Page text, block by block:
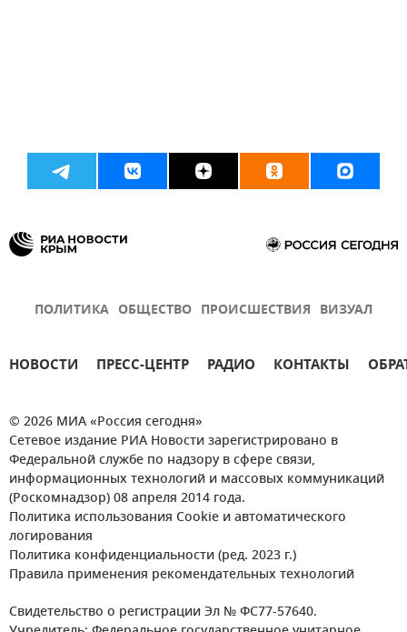
ПОЛИТИКА ОБЩЕСТВО ПРОИСШЕСТВИЯ ВИЗУАЛ
НОВОСТИ ПРЕСС-ЦЕНТР РАДИО КОНТАКТЫ
© 2026 МИА «Россия сегодня»
Сетевое издание РИА Новости зарегистрировано в
Федеральной службе по надзору в сфере связи,
информационных технологий и массовых коммуникаций
(Роскомнадзор) 08 апреля 2014 года.
Политика использования Cookie и автоматического
логирования
Политика конфиденциальности (ред. 2023 г.)
Правила применения рекомендательных технологий
Свидетельство о регистрации Эл № ФС77-57640.